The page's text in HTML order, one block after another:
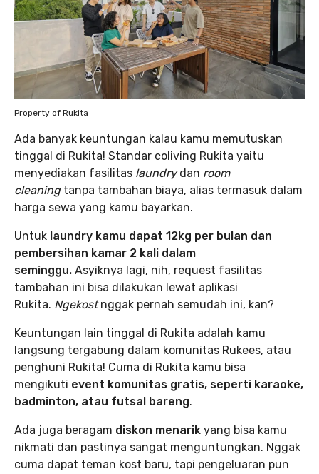
Property of Rukita
Ada banyak keuntungan kalau kamu memutuskan
tinggal di Rukita! Standar coliving Rukita yaitu
menyediakan fasilitas laundrydan room
cleaningtanpa tambahan biaya, alias termasuk dalam
harga sewa yang kamu bayarkan.
Untuk laundry kamu dapat 12kg per bulan dan
pembersihan kamar 2 kali dalam
seminggu. Asyiknya lagi, nih, request fasilitas
tambahan ini bisa dilakukan lewat aplikasi
Rukita. Ngekostnggak pernah semudah ini, kan?
Keuntungan lain tinggal di Rukita adalah kamu
langsung tergabung dalam komunitas Rukees, atau
penghuni Rukita! Cuma di Rukita kamu bisa
mengikuti event komunitas gratis, seperti karaoke,
badminton, atau futsal bareng.
Ada juga beragam diskon menarik yang bisa kamu
nikmati dan pastinya sangat menguntungkan. Nggak
cuma dapat teman kost baru, tapi pengeluaran pun